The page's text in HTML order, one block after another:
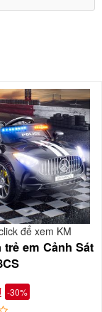
để xem KM
em Cảnh Sát
-30%